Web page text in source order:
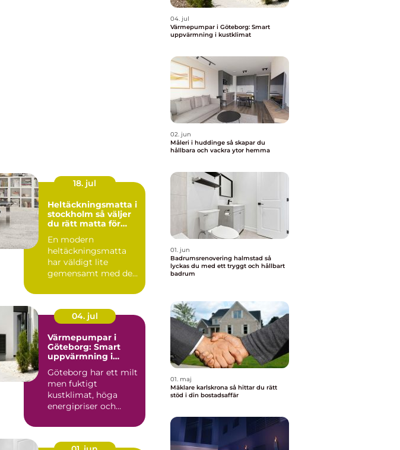
18. jul
Heltäckningsmatta i
stockholm så väljer
du rätt matta för
En modern
heltäckningsmatta
har väldigt lite
gemensamt med den
och 80talet. Ida...
04. jul
Värmepumpar i
Göteborg: Smart
uppvärmning i
Göteborg har ett milt
men fuktigt
kustklimat, höga
energipriser och
04. jul
Värmepumpar i Göteborg: Smart
uppvärmning i kustklimat
02. jun
Måleri i huddinge så skapar du
hållbara och vackra ytor hemma
01. jun
Badrumsrenovering halmstad så
lyckas du med ett tryggt och hållbart
badrum
01. maj
Mäklare karlskrona så hittar du rätt
stöd i din bostadsaffär